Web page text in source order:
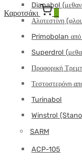
Dianabol
Αλοτεστίνη
Primobolan από
Superdrol
Προφορική
Τεστοστερόνη
Turinabol
Winstrol
SARM
ACP-105
Καροτσάκι